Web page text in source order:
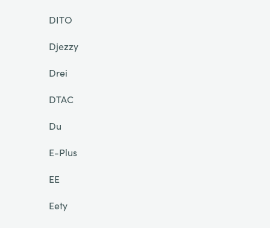
DITO
Djezzy
Drei
DTAC
Du
E-Plus
EE
Eety